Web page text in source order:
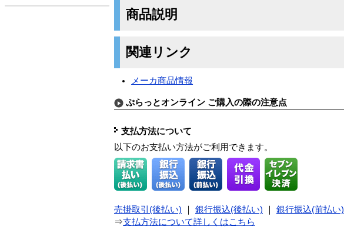
商品説明
関連リンク
メーカ商品情報
ぷらっとオンライン ご購入の際の注意点
支払方法について
以下のお支払い方法がご利用できます。
売掛取引(後払い) 銀行振込(後払い) 銀行振込(前払い)
⇒支払方法について詳しくはこちら